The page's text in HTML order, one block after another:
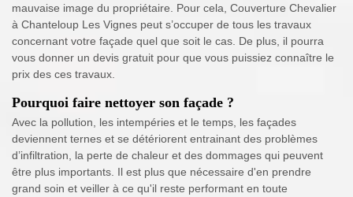
mauvaise image du propriétaire. Pour cela, Couverture Chevalier
à Chanteloup Les Vignes peut s’occuper de tous les travaux
concernant votre façade quel que soit le cas. De plus, il pourra
vous donner un devis gratuit pour que vous puissiez connaître le
prix des ces travaux.
Pourquoi faire nettoyer son façade ?
Avec la pollution, les intempéries et le temps, les façades
deviennent ternes et se détériorent entrainant des problèmes
d’infiltration, la perte de chaleur et des dommages qui peuvent
être plus importants. Il est plus que nécessaire d'en prendre
grand soin et veiller à ce qu'il reste performant en toute